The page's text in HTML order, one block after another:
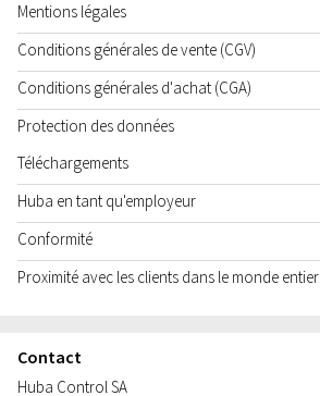
Mentions légales
Conditions générales de vente (CGV)
Conditions générales d'achat (CGA)
Protection des données
Téléchargements
Huba en tant qu'employeur
Conformité
Proximité avec les clients dans le monde entier
Contact
Huba Control SA